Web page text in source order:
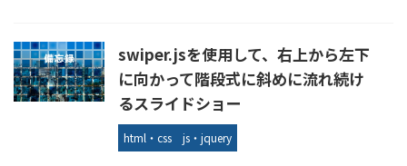
swiper.jsを使用して、右上から左下
に向かって階段式に斜めに流れ続け
るスライドショー
html・css js・jquery